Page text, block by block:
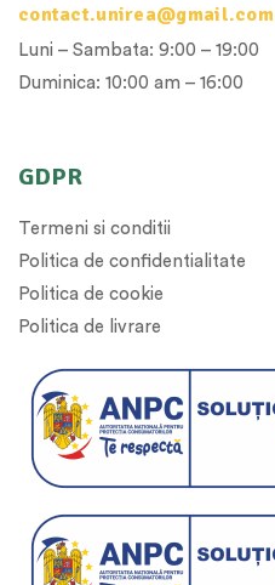
GDPR
Termeni si conditii
Politica de confidentialitate
Politica de cookie
Politica de livrare
contact.unirea@gmail.com
Luni – Sambata: 9:00 – 19:00
Duminica: 10:00 am – 16:00